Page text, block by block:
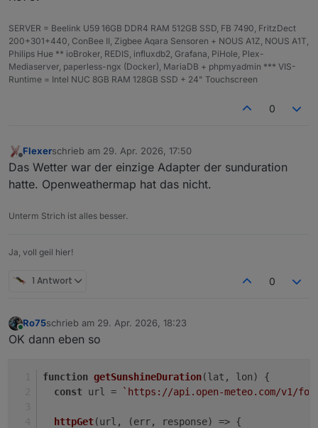
SERVER = Beelink U59 16GB DDR4 RAM 512GB SSD, FB 7490, FritzDect
200+301+440, ConBee II, Zigbee Aqara Sensoren + NOUS A1Z, NOUS A1T,
Philips Hue ** ioBroker, REDIS, influxdb2, Grafana, PiHole, Plex-
Mediaserver, paperless-ngx (Docker), MariaDB + phpmyadmin *** VIS-
Runtime = Intel NUC 8GB RAM 128GB SSD + 24" Touchscreen
0
Offline
Flexerschrieb am 29. Apr. 2026, 17:50
zuletzt editiert von
Das Wetter war der einzige Adapter der sunduration
hatte. Openweathermap hat das nicht.
Unterm Strich ist alles besser.
Ja, voll geil hier!
1 Antwort 0
Online
Ro75schrieb am 29. Apr. 2026, 18:23
zuletzt editiert von
OK dann eben so
function getSunshineDuration(lat, lon) {
const url = `https://api.open-meteo.com/v1/
httpGet(url, (err, response) => {